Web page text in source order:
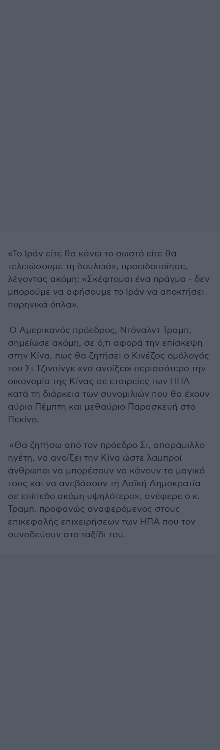
«Το Ιράν είτε θα κάνει το σωστό είτε θα
τελειώσουμε τη δουλειά», προειδοποίησε,
λέγοντας ακόμη: «Σκέφτομαι ένα πράγμα - δεν
μπορούμε να αφήσουμε το Ιράν να αποκτήσει
πυρηνικά όπλα».
Ο Αμερικανός πρόεδρος, Ντόναλντ Τραμπ,
σημείωσε ακόμη, σε ό,τι αφορά την επίσκεψη
στην Κίνα, πως θα ζητήσει ο Κινέζος ομόλογός
του Σι Τζινπίνγκ «να ανοίξει» περισσότερο την
οικονομία της Κίνας σε εταιρείες των ΗΠΑ
κατά τη διάρκεια των συνομιλιών που θα έχουν
αύριο Πέμπτη και μεθαύριο Παρασκευή στο
Πεκίνο.
«Θα ζητήσω από τον πρόεδρο Σι, απαράμιλλο
ηγέτη, να ανοίξει την Κίνα ώστε λαμπροί
άνθρωποι να μπορέσουν να κάνουν τα μαγικά
τους και να ανεβάσουν τη Λαϊκή Δημοκρατία
σε επίπεδο ακόμη υψηλότερο», ανέφερε ο κ.
Τραμπ, προφανώς αναφερόμενος στους
επικεφαλής επιχειρήσεων των ΗΠΑ που τον
συνοδεύουν στο ταξίδι του.